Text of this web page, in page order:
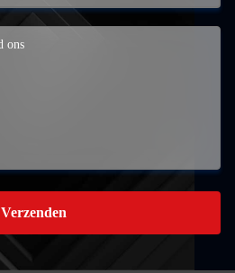
Verzenden